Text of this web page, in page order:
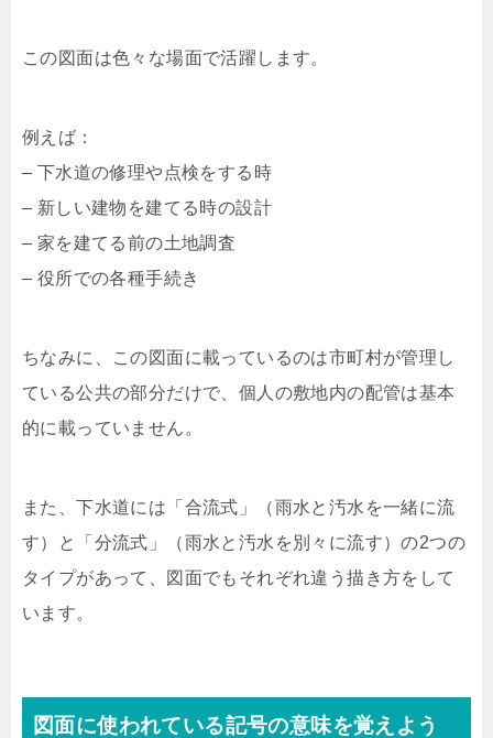
この図面は色々な場面で活躍します。
例えば：
– 下水道の修理や点検をする時
– 新しい建物を建てる時の設計
– 家を建てる前の土地調査
– 役所での各種手続き
ちなみに、この図面に載っているのは市町村が管理し
ている公共の部分だけで、個人の敷地内の配管は基本
的に載っていません。
また、下水道には「合流式」（雨水と汚水を一緒に流
す）と「分流式」（雨水と汚水を別々に流す）の2つの
タイプがあって、図面でもそれぞれ違う描き方をして
います。
図面に使われている記号の意味を覚えよう